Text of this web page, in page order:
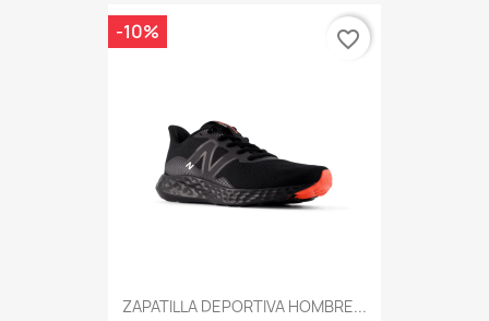
ZAPATILLA DEPORTIVA HOMBRE...
-10% favorite_border